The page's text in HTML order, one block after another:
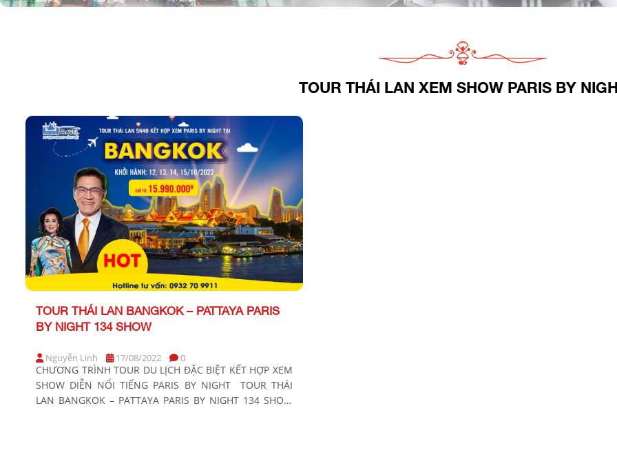
TOUR THÁI LAN XEM SHOW PARIS BY
TOUR THÁI LAN BANGKOK – PATTAYA PARIS
BY NIGHT 134 SHOW
Nguyễn Linh 17/08/2022 0
CHƯƠNG TRÌNH TOUR DU LỊCH ĐẶC BIỆT KẾT HỢP XEM
SHOW DIỄN NỔI TIẾNG PARIS BY NIGHT TOUR THÁI
LAN BANGKOK – PATTAYA PARIS BY NIGHT 134 SHOW